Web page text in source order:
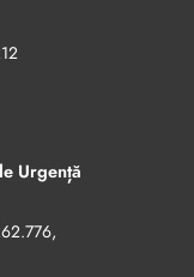
Urgență
,